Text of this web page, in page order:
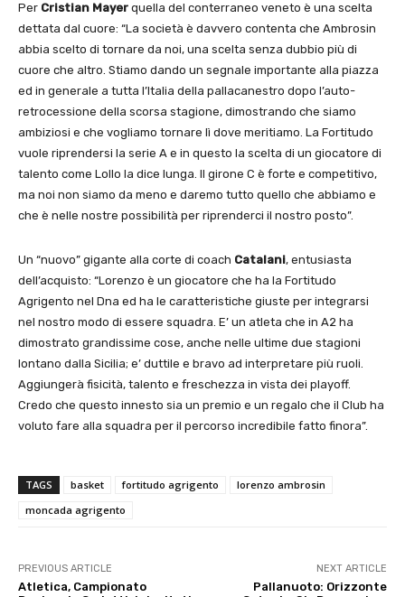
Per Cristian Mayer quella del conterraneo veneto è una scelta
dettata dal cuore: “La società è davvero contenta che Ambrosin
abbia scelto di tornare da noi, una scelta senza dubbio più di
cuore che altro. Stiamo dando un segnale importante alla piazza
ed in generale a tutta l’Italia della pallacanestro dopo l’auto-
retrocessione della scorsa stagione, dimostrando che siamo
ambiziosi e che vogliamo tornare lì dove meritiamo. La Fortitudo
vuole riprendersi la serie A e in questo la scelta di un giocatore di
talento come Lollo la dice lunga. Il girone C è forte e competitivo,
ma noi non siamo da meno e daremo tutto quello che abbiamo e
che è nelle nostre possibilità per riprenderci il nostro posto”.
Un “nuovo” gigante alla corte di coach Catalani, entusiasta
dell’acquisto: “Lorenzo è un giocatore che ha la Fortitudo
Agrigento nel Dna ed ha le caratteristiche giuste per integrarsi
nel nostro modo di essere squadra. E’ un atleta che in A2 ha
dimostrato grandissime cose, anche nelle ultime due stagioni
lontano dalla Sicilia; e’ duttile e bravo ad interpretare più ruoli.
Aggiungerà fisicità, talento e freschezza in vista dei playoff.
Credo che questo innesto sia un premio e un regalo che il Club ha
voluto fare alla squadra per il percorso incredibile fatto finora”.
TAGS basket fortitudo agrigento
lorenzo ambrosin
moncada agrigento
PREVIOUS ARTICLE
Atletica, Campionato
NEXT ARTICLE
Pallanuoto: Orizzonte